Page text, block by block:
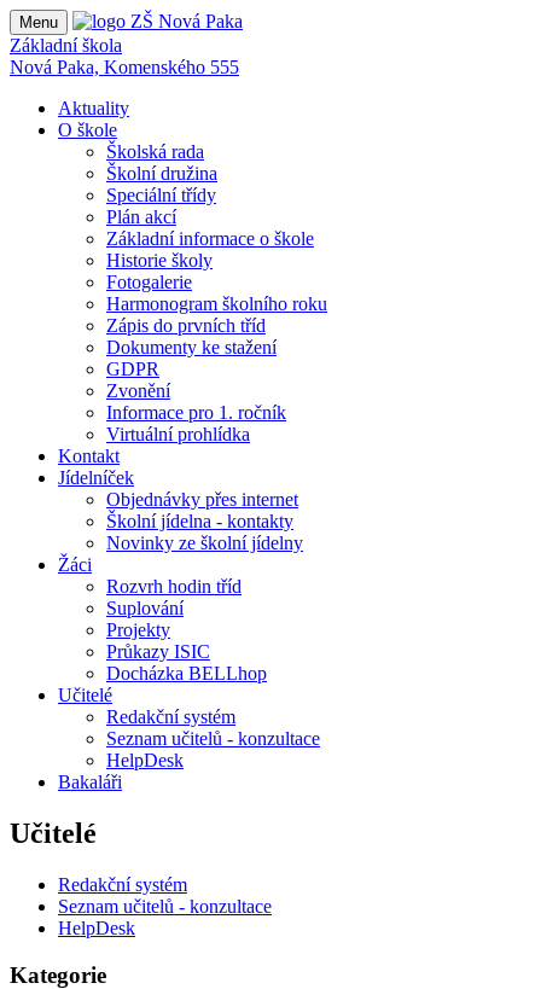
Menu
Základní škola
Nová Paka, Komenského 555
Aktuality
O škole
Školská rada
Školní družina
Speciální třídy
Plán akcí
Základní informace o škole
Historie školy
Fotogalerie
Harmonogram školního roku
Zápis do prvních tříd
Dokumenty ke stažení
GDPR
Zvonění
Informace pro 1. ročník
Virtuální prohlídka
Kontakt
Jídelníček
Objednávky přes internet
Školní jídelna - kontakty
Novinky ze školní jídelny
Žáci
Rozvrh hodin tříd
Suplování
Projekty
Průkazy ISIC
Docházka BELLhop
Učitelé
Redakční systém
Seznam učitelů - konzultace
HelpDesk
Bakaláři
Učitelé
Redakční systém
Seznam učitelů - konzultace
HelpDesk
Kategorie